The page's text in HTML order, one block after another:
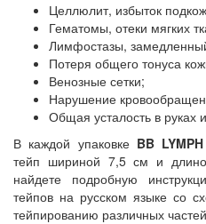
Целлюлит, избыток
Гематомы, отеки мягких
Лимфостазы,
Потеря общего тонуса
Венозные сетки;
Нарушение
Общая усталость в руках
В каждой упаковке BB
тейп шириной 7,5 см и
найдете подробную
тейпов на русском языке со
тейпированию различных